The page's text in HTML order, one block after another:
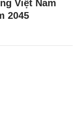
Việt Nam
2045